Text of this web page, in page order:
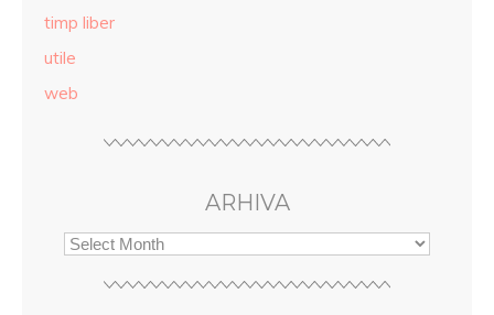
timp liber
utile
web
ARHIVA